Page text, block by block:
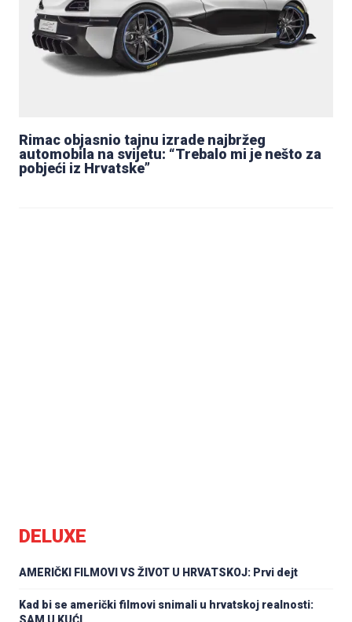
Rimac objasnio tajnu izrade najbržeg
automobila na svijetu: “Trebalo mi je nešto za
pobjeći iz Hrvatske”
DELUXE
AMERIČKI FILMOVI VS ŽIVOT U HRVATSKOJ: Prvi dejt
Kad bi se američki filmovi snimali u hrvatskoj realnosti:
SAM U KUĆI